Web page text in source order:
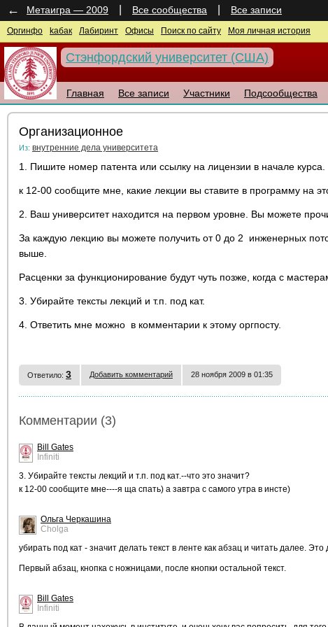
← Метаигра — 2009 Все сообщества Все записи
Оргинфо kaбак Лабиринт Офисы Поиск по сайту Моя личная история
Стэнфордский университет (США)
Главная Все записи Участники Подсообщества
Организационное
Из: внутренние дела университета
1. Пишите номер патента или ссылку на лицензии в начале курса.
к 12-00 сообщите мне, какие лекции вы ставите в программу на
2. Ваш университет находится на первом уровне. Вы можете
За каждую лекцию вы можете получить от 0 до 2 инженерных
выше.
Расценки за функционирование будут чуть позже, когда с
3. Убирайте тексты лекций и т.п. под кат.
4. Ответить мне можно в комментарии к этому оргпосту.
Ответило: 3 Добавить комментарий 28 ноября 2009 в 01:35
Комментарии (3)
Bill Gates
Infiniti
3. Убирайте тексты лекций и т.п. под кат.--что это значит?
к 12-00 сообщите мне----я ща спать) а завтра с самого утра в инсте)
Ольга Черкашина
Cholga
убирать под кат - значит делать текст в ленте как абзац и читать далее.
Первый абзац, кнопка с ножницами, после кнопки остальной текст.
Bill Gates
Infiniti